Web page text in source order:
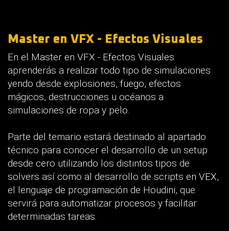
Master en VFX - Efectos Visuales
En el Master en VFX - Efectos Visuales
aprenderás a realizar todo tipo de simulaciones
yendo desde explosiones, fuego, efectos
mágicos, destrucciones u océanos a
simulaciones de ropa y pelo.
Parte del temario estará destinado al apartado
técnico para conocer el desarrollo de un setup
desde cero utilizando los distintos tipos de
solvers así como al desarrollo de scripts en VEX,
el lenguaje de programación de Houdini, que
servirá para automatizar procesos y facilitar
determinadas tareas.